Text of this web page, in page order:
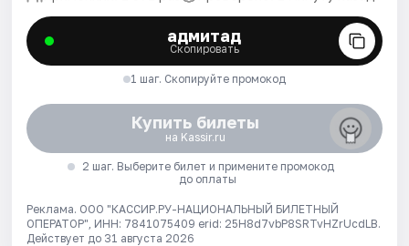
адмитад
Скопировать
1 шаг. Скопируйте промокод
Купить билеты
на Kassir.ru
2 шаг. Выберите билет и примените промокод
до оплаты
Реклама. ООО "КАССИР.РУ-НАЦИОНАЛЬНЫЙ БИЛЕТНЫЙ
ОПЕРАТОР", ИНН: 7841075409 erid: 25H8d7vbP8SRTvHZrUcdLB.
Действует до 31 августа 2026